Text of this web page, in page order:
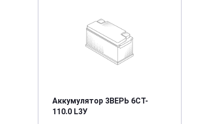
Аккумулятор 3BEPЬ 6CT-
110.0 L3У